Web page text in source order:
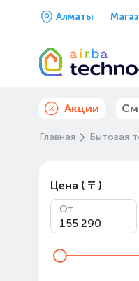
Алматы
Акции
Главная Бытовая
Цена ( ₸ )
От